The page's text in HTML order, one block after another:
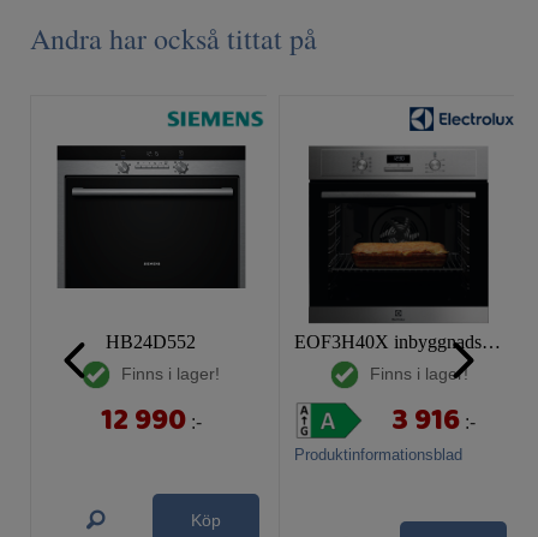
Andra har också tittat på
HB24D552
Finns i lager!
12 990 :-
Köp
EOF3H40X inbyggnadsugn
Finns i lager!
Produktinformationsblad
3 916 :-